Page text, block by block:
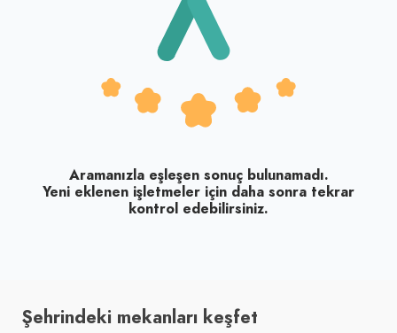
Aramanızla eşleşen sonuç bulunamadı.
Yeni eklenen işletmeler için daha sonra tekrar
kontrol edebilirsiniz.
Şehrindeki mekanları keşfet